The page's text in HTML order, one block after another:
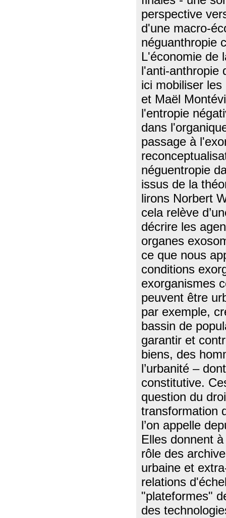
perspective
d'une macro-
néguanthropie
L'économie de
l'anti-anthropie
ici mobiliser
et Maël
l'entropie
dans
passage à
néguentropie
issus de la
lirons Norbert
cela relève
décrire les
organes
ce que nous
conditions
exorganismes
peuvent être
par exemple,
bassin de
garantir et
biens, des
l’urbanité –
constitutive.
question du
transformation
l’on appelle
Elles donnent
rôle des
urbaine et
relations
"plateformes"
des